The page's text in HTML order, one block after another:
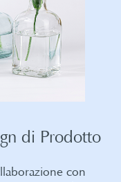
di Prodotto
con